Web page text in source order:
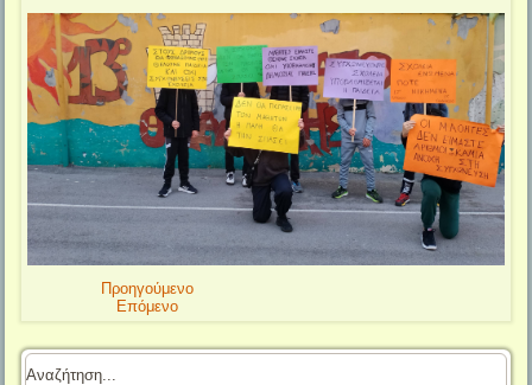
Προηγούμενο
Επόμενο